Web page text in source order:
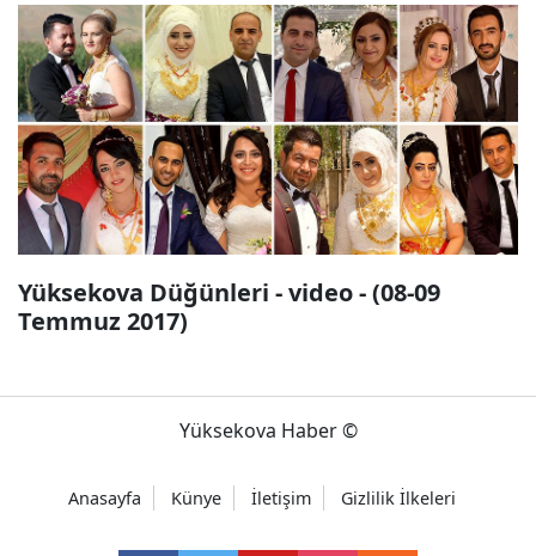
Yüksekova Düğünleri - video - (08-09
Temmuz 2017)
Yüksekova Haber ©
Anasayfa Künye İletişim Gizlilik İlkeleri